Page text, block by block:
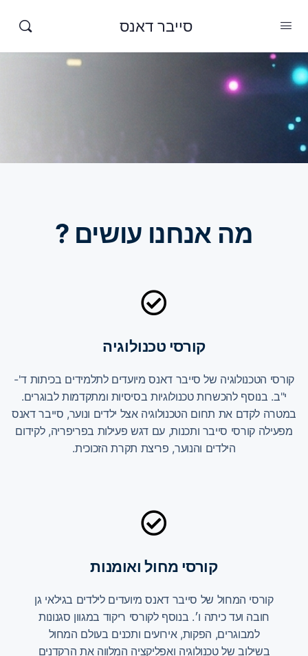
סייבר דאנס
מה אנחנו עושים ?
קורסי טכנולוגיה
קורסי הטכנולוגיה של סייבר דאנס מיועדים לתלמידים בכיתות ד'-
י"ב. בנוסף להכשרות טכנולוגיות בסיסיות ומתקדמות לבוגרים.
במטרה לקדם את תחום הטכנולוגיה אצל ילדים ונוער, סייבר דאנס
מפעילה קורסי סייבר ותכנות, עם דגש פעילות בפריפריה, לקידום
הילדים והנוער, פריצת תקרת הזכוכית.
קורסי מחול ואומנות
קורסי המחול של סייבר דאנס מיועדים לילדים בגילאי גן
חובה ועד כיתה ו׳. בנוסף לקורסי ריקוד במגוון סגנונות
למבוגרים, הפקות, אירועים ותכנים בעולם המחול
בשילוב של טכנולוגיה ואפליקציה המלווה את הרקדנים